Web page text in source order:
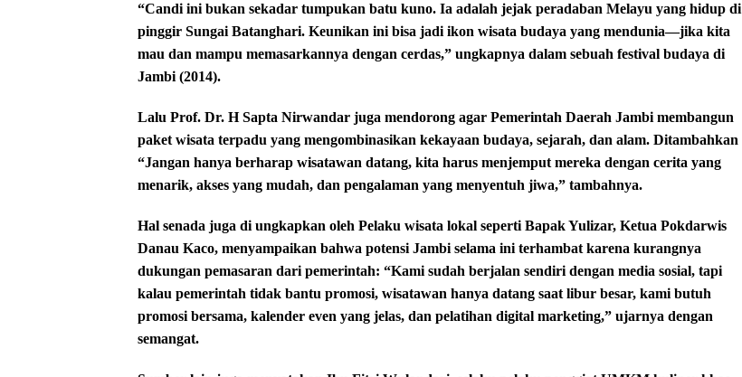
“Candi ini bukan sekadar tumpukan batu kuno. Ia adalah jejak peradaban Melayu yang hidup di
pinggir Sungai Batanghari. Keunikan ini bisa jadi ikon wisata budaya yang mendunia—jika kita
mau dan mampu memasarkannya dengan cerdas,” ungkapnya dalam sebuah festival budaya di
Jambi (2014).
Lalu Prof. Dr. H Sapta Nirwandar juga mendorong agar Pemerintah Daerah Jambi membangun
paket wisata terpadu yang mengombinasikan kekayaan budaya, sejarah, dan alam. Ditambahkan
“Jangan hanya berharap wisatawan datang, kita harus menjemput mereka dengan cerita yang
menarik, akses yang mudah, dan pengalaman yang menyentuh jiwa,” tambahnya.
Hal senada juga di ungkapkan oleh Pelaku wisata lokal seperti Bapak Yulizar, Ketua Pokdarwis
Danau Kaco, menyampaikan bahwa potensi Jambi selama ini terhambat karena kurangnya
dukungan pemasaran dari pemerintah: “Kami sudah berjalan sendiri dengan media sosial, tapi
kalau pemerintah tidak bantu promosi, wisatawan hanya datang saat libur besar, kami butuh
promosi bersama, kalender even yang jelas, dan pelatihan digital marketing,” ujarnya dengan
semangat.